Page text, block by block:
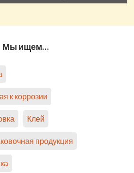
Мы ищем…
к коррозии
Клей
продукция